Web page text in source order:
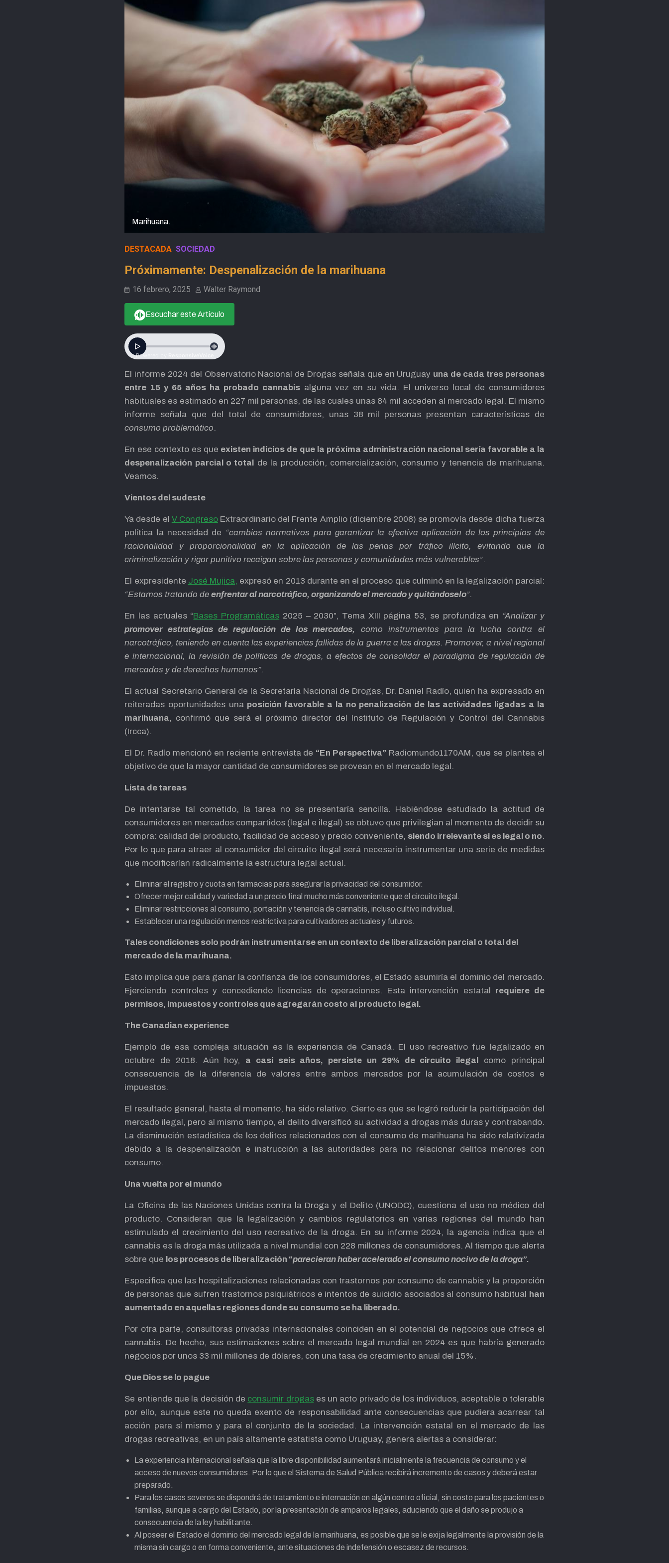
Marihuana.
DESTACADA SOCIEDAD
Próximamente: Despenalización de la marihuana
16 febrero, 2025 Walter Raymond
Escuchar este Artículo
El informe 2024 del Observatorio Nacional de Drogas señala que en Uruguay una de cada tres personas
entre 15 y 65 años ha probado cannabisalguna vez en su vida. El universo local de consumidores
habituales es estimado en 227 mil personas, de las cuales unas 84 mil acceden al mercado legal. El mismo
informe señala que del total de consumidores, unas 38 mil personas presentan características de
consumo problemático.
En ese contexto es que existen indicios de que la próxima administración nacional sería favorable a la
despenalización parcial o total de la producción, comercialización, consumo y tenencia de marihuana.
Veamos.
Vientos del sudeste
Ya desde el V CongresoExtraordinario del Frente Amplio (diciembre 2008) se promovía desde dicha fuerza
política la necesidad de “cambios normativos para garantizar la efectiva aplicación de los principios de
racionalidad y proporcionalidad en la aplicación de las penas por tráfico ilícito, evitando que la
criminalización y rigor punitivo recaigan sobre las personas y comunidades más vulnerables”.
El expresidente José Mujica, expresó en 2013 durante en el proceso que culminó en la legalización parcial:
“Estamos tratando deenfrentar al narcotráfico, organizando el mercado y quitándoselo”.
En las actuales “Bases Programáticas 2025 – 2030”, Tema XIII página 53, se profundiza en “Analizar y
promover estrategias de regulación de los mercados, como instrumentos para la lucha contra el
narcotráfico, teniendo en cuenta las experiencias fallidas de la guerra a las drogas. Promover, a nivel regional
e internacional, la revisión de políticas de drogas, a efectos de consolidar el paradigma de regulación de
mercados y de derechos humanos”.
El actual Secretario General de la Secretaría Nacional de Drogas, Dr. Daniel Radío, quien ha expresado en
reiteradas oportunidades unaposición favorable a la no penalización de las actividades ligadas a la
marihuana, confirmó que será el próximo director del Instituto de Regulación y Control del Cannabis
(Ircca).
El Dr. Radío mencionó en reciente entrevista de “En Perspectiva” Radiomundo1170AM, que se plantea el
objetivo de que la mayor cantidad de consumidores se provean en el mercado legal.
Lista de tareas
De intentarse tal cometido, la tarea no se presentaría sencilla. Habiéndose estudiado la actitud de
consumidores en mercados compartidos (legal e ilegal) se obtuvo que privilegian al momento de decidir su
compra: calidad del producto, facilidad de acceso y precio conveniente, siendo irrelevante si es legal o no.
Por lo que para atraer al consumidor del circuito ilegal será necesario instrumentar una serie de medidas
que modificarían radicalmente la estructura legal actual.
Eliminar el registro y cuota en farmacias para asegurar la privacidad del consumidor.
Ofrecer mejor calidad y variedad a un precio final mucho más conveniente que el circuito ilegal.
Eliminar restricciones al consumo, portación y tenencia de cannabis, incluso cultivo individual.
Establecer una regulación menos restrictiva para cultivadores actuales y futuros.
Tales condiciones solo podrán instrumentarse en un contexto de liberalización parcial o total del
mercado de la marihuana.
Esto implica que para ganar la confianza de los consumidores, el Estado asumiría el dominio del mercado.
Ejerciendo controles y concediendo licencias de operaciones. Esta intervención estatal requiere de
permisos, impuestos y controles que agregarán costo al producto legal.
The Canadian experience
Ejemplo de esa compleja situación es la experiencia de Canadá. El uso recreativo fue legalizado en
octubre de 2018. Aún hoy, a casi seis años, persiste un 29% de circuito ilegal como principal
consecuencia de la diferencia de valores entre ambos mercados por la acumulación de costos e
impuestos.
El resultado general, hasta el momento, ha sido relativo. Cierto es que se logró reducir la participación del
mercado ilegal, pero al mismo tiempo, el delito diversificó su actividad a drogas más duras y contrabando.
La disminución estadística de los delitos relacionados con el consumo de marihuana ha sido relativizada
debido a la despenalización e instrucción a las autoridades para no relacionar delitos menores con
consumo.
Una vuelta por el mundo
La Oficina de las Naciones Unidas contra la Droga y el Delito (UNODC), cuestiona el uso no médico del
producto. Consideran que la legalización y cambios regulatorios en varias regiones del mundo han
estimulado el crecimiento del uso recreativo de la droga. En su informe 2024, la agencia indica que el
cannabis es la droga más utilizada a nivel mundial con 228 millones de consumidores. Al tiempo que alerta
sobre que los procesos de liberalización “parecieran haber acelerado el consumo nocivo de la droga”.
Especifica que las hospitalizaciones relacionadas con trastornos por consumo de cannabis y la proporción
de personas que sufren trastornos psiquiátricos e intentos de suicidio asociados al consumo habitual han
aumentado en aquellas regiones donde su consumo se ha liberado.
Por otra parte, consultoras privadas internacionales coinciden en el potencial de negocios que ofrece el
cannabis. De hecho, sus estimaciones sobre el mercado legal mundial en 2024 es que habría generado
negocios por unos 33 mil millones de dólares, con una tasa de crecimiento anual del 15%.
Que Dios se lo pague
Se entiende que la decisión de consumir drogases un acto privado de los individuos, aceptable o tolerable
por ello, aunque este no queda exento de responsabilidad ante consecuencias que pudiera acarrear tal
acción para sí mismo y para el conjunto de la sociedad. La intervención estatal en el mercado de las
drogas recreativas, en un país altamente estatista como Uruguay, genera alertas a considerar:
La experiencia internacional señala que la libre disponibilidad aumentará inicialmente la frecuencia de consumo y el
acceso de nuevos consumidores. Por lo que el Sistema de Salud Pública recibirá incremento de casos y deberá estar
preparado.
Para los casos severos se dispondrá de tratamiento e internación en algún centro oficial, sin costo para los pacientes o
familias, aunque a cargo del Estado, por la presentación de amparos legales, aduciendo que el daño se produjo a
consecuencia de la ley habilitante.
Al poseer el Estado el dominio del mercado legal de la marihuana, es posible que se le exija legalmente la provisión de la
misma sin cargo o en forma conveniente, ante situaciones de indefensión o escasez de recursos.